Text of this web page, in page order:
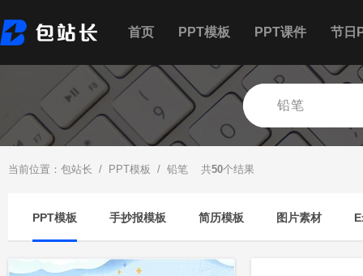
首页 PPT模板 PPT课件 节日
当前位置： 包站长 / PPT模板 / 铅笔 共50个结果
PPT模板 手抄报模板 简历模板 图片素材